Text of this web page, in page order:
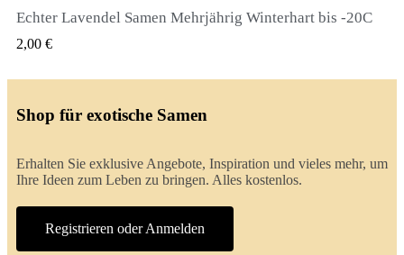
QUICK VIEW
Echter Lavendel Samen Mehrjährig Winterhart bis -20C
2,00 €
Shop für exotische Samen
Erhalten Sie exklusive Angebote, Inspiration und vieles mehr, um
Ihre Ideen zum Leben zu bringen. Alles kostenlos.
Registrieren oder Anmelden